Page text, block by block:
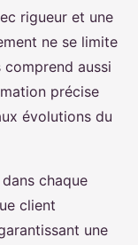
rigueur et une
ne se limite
comprend aussi
précise
évolutions du
chaque
client
une